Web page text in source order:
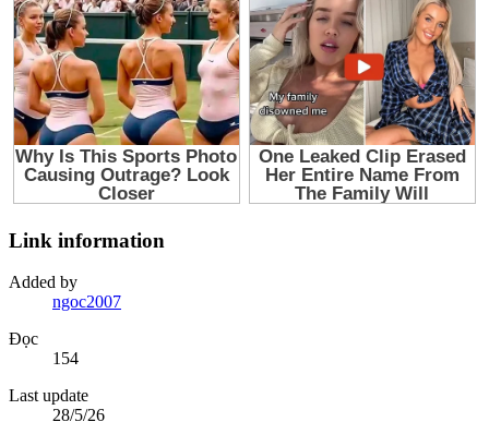
Link information
Added by
ngoc2007
Đọc
154
Last update
28/5/26